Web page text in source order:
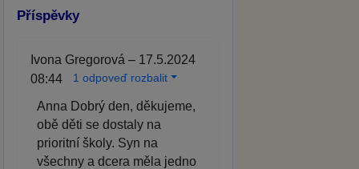
Příspěvky
Ivona Gregorová – 17.5.2024
08:44
1 odpoveď rozbalit
Anna Dobrý den, děkujeme,
obě děti se dostaly na
prioritní školy. Syn na
všechny a dcera měla jedno